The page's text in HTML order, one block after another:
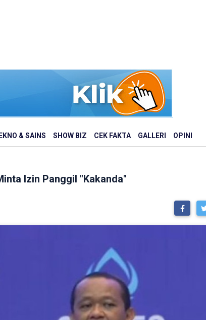
& SAINS SHOW BIZ CEK FAKTA GALLERI OPINI
Izin Panggil "Kakanda"